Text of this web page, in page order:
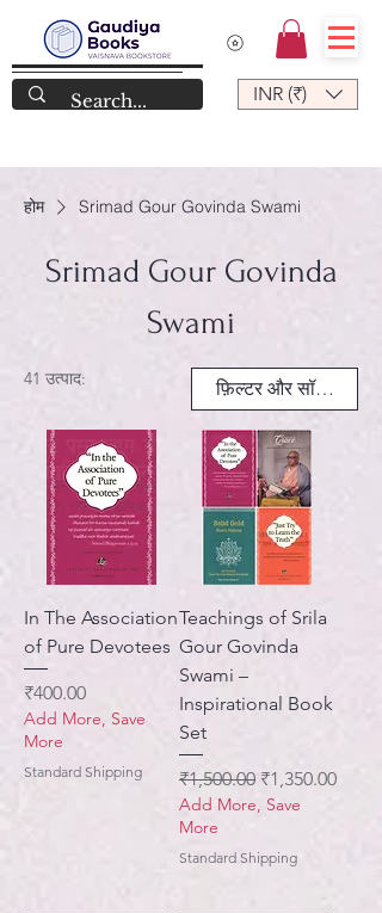
INR (₹)
होम Srimad Gour Govinda Swami
Srimad Gour Govinda
Swami
41 उत्पाद: फ़िल्टर और सॉर्ट करें
In The Association
of Pure Devotees
मूल्य
₹400.00
Add More, Save
More
Standard Shipping
Teachings of Srila
Gour Govinda
Swami –
Inspirational Book
Set
नियमित मूल्य
₹1,500.00 बिक्री मूल्य
₹1,350.00
Add More, Save
More
Standard Shipping